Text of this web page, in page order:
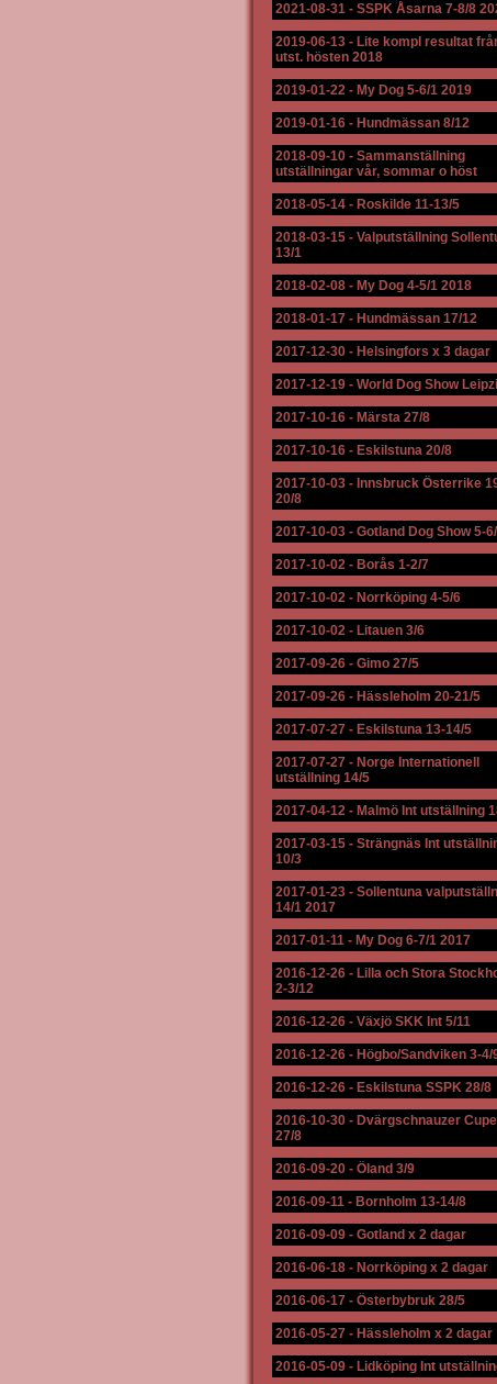
2021-08-31 - SSPK Åsarna 7-8/8
2019-06-13 - Lite kompl resultat
utst. hösten 2018
2019-01-22 - My Dog 5-6/1 2019
2019-01-16 - Hundmässan 8/12
2018-09-10 - Sammanställning
utställningar vår, sommar o höst
2018-05-14 - Roskilde 11-13/5
2018-03-15 - Valputställning
13/1
2018-02-08 - My Dog 4-5/1 2018
2018-01-17 - Hundmässan 17/12
2017-12-30 - Helsingfors x 3 dagar
2017-12-19 - World Dog Show
2017-10-16 - Märsta 27/8
2017-10-16 - Eskilstuna 20/8
2017-10-03 - Innsbruck Österrike
20/8
2017-10-03 - Gotland Dog Show 5-
2017-10-02 - Borås 1-2/7
2017-10-02 - Norrköping 4-5/6
2017-10-02 - Litauen 3/6
2017-09-26 - Gimo 27/5
2017-09-26 - Hässleholm 20-21/5
2017-07-27 - Eskilstuna 13-14/5
2017-07-27 - Norge Internationell
utställning 14/5
2017-04-12 - Malmö Int utställning
2017-03-15 - Strängnäs Int
10/3
2017-01-23 - Sollentuna
14/1 2017
2017-01-11 - My Dog 6-7/1 2017
2016-12-26 - Lilla och Stora
2-3/12
2016-12-26 - Växjö SKK Int 5/11
2016-12-26 - Högbo/Sandviken 3-4/
2016-12-26 - Eskilstuna SSPK 28/8
2016-10-30 - Dvärgschnauzer
27/8
2016-09-20 - Öland 3/9
2016-09-11 - Bornholm 13-14/8
2016-09-09 - Gotland x 2 dagar
2016-06-18 - Norrköping x 2 dagar
2016-06-17 - Österbybruk 28/5
2016-05-27 - Hässleholm x 2 dagar
2016-05-09 - Lidköping Int